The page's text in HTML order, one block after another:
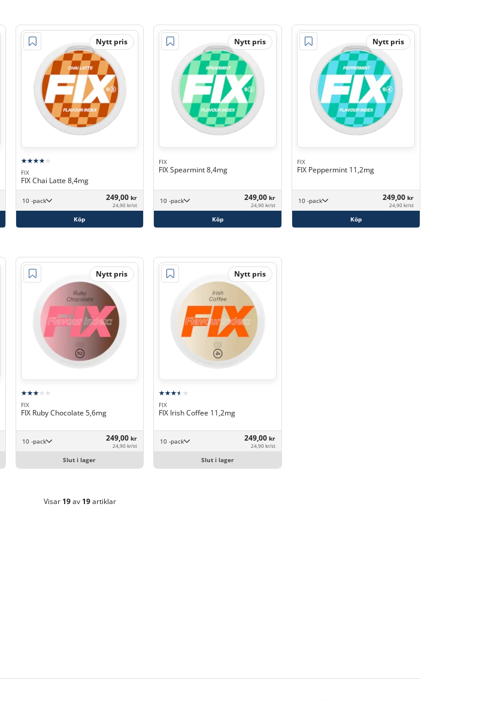
Nytt pris
FIX
FIX Chai Latte 8,4mg
10 -pack 249,00kr
24,90 kr/st
Köp
Nytt pris
FIX
FIX Spearmint 8,4mg
10 -pack 249,00kr
24,90 kr/st
Köp
Nytt pris
FIX
FIX Peppermint 11,2mg
10 -pack 249,00 kr
24,90 kr/st
Köp
Nytt pris
FIX
FIX Ruby Chocolate 5,6mg
10 -pack 249,00kr
24,90 kr/st
Slut i lager
Nytt pris
FIX
FIX Irish Coffee 11,2mg
10 -pack 249,00kr
24,90 kr/st
Slut i lager
Visar 19av 19artiklar